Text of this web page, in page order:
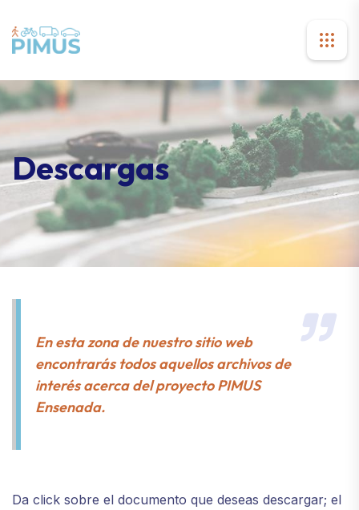
Descargas
En esta zona de nuestro sitio web
encontrarás todos aquellos archivos de
interés acerca del proyecto PIMUS
Ensenada.
Da click sobre el documento que deseas descargar; el